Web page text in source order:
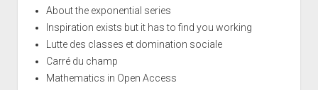
About the exponential series
Inspiration exists but it has to find you working
Lutte des classes et domination sociale
Carré du champ
Mathematics in Open Access